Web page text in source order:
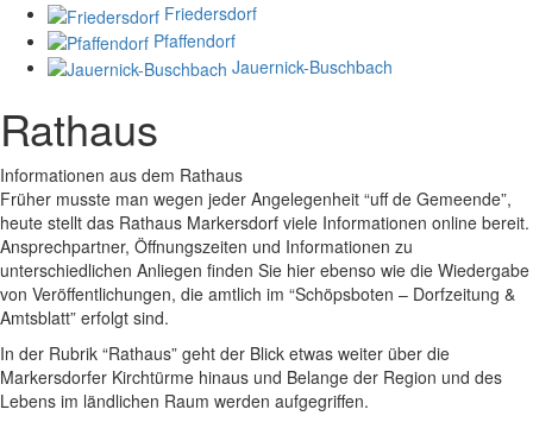
Friedersdorf
Pfaffendorf
Jauernick-Buschbach
Rathaus
Informationen aus dem Rathaus
Früher musste man wegen jeder Angelegenheit “uff de Gemeende”,
heute stellt das Rathaus Markersdorf viele Informationen online bereit.
Ansprechpartner, Öffnungszeiten und Informationen zu
unterschiedlichen Anliegen finden Sie hier ebenso wie die Wiedergabe
von Veröffentlichungen, die amtlich im “Schöpsboten – Dorfzeitung &
Amtsblatt” erfolgt sind.
In der Rubrik “Rathaus” geht der Blick etwas weiter über die
Markersdorfer Kirchtürme hinaus und Belange der Region und des
Lebens im ländlichen Raum werden aufgegriffen.